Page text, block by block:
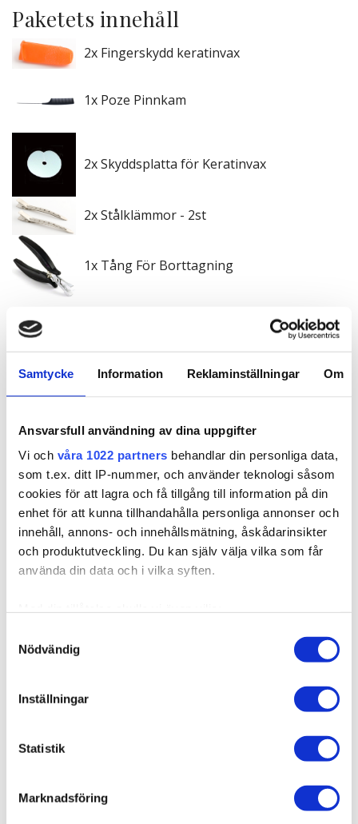
Samtycke Information Reklaminställningar Om
Ansvarsfull användning av dina uppgifter
Vi och våra 1022 partners behandlar din personliga data,
som t.ex. ditt IP-nummer, och använder teknologi såsom
cookies för att lagra och få tillgång till information på din
enhet för att kunna tillhandahålla personliga annonser och
innehåll, annons- och innehållsmätning, åskådarinsikter
och produktutveckling. Du kan själv välja vilka som får
använda din data och i vilka syften.
kan ha en noggrannhet på upp till flera meter
Ta reda på mer om hur dina personliga uppgifter
Du kan ändra eller dra tillbaka ditt samtycke när som
Vi använder enhetsidentifierare för att anpassa innehållet
Nödvändig
Inställningar
Statistik
Marknadsföring
Paketets innehåll
2x Fingerskydd keratinvax
1x Poze Pinnkam
2x Skyddsplatta för Keratinvax
2x Stålklämmor - 2st
1x Tång För Borttagning
1x Värmetång - Keratinslingor Black
Bli notifierad
BEVAKA
Produktbeskrivning
Relaterade produkter